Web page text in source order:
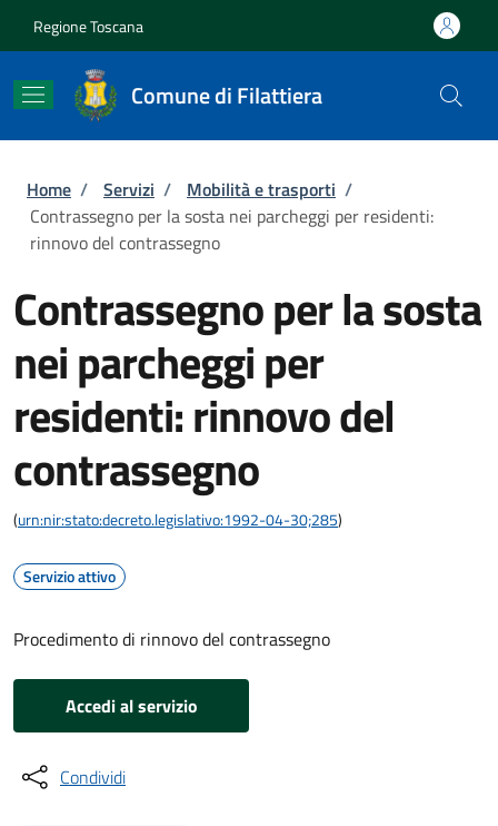
Regione Toscana
Comune di Filattiera
Briciole di pane
Home / Servizi / Mobilità e trasporti /
Contrassegno per la sosta nei parcheggi per residenti:
rinnovo del contrassegno
Contrassegno per la sosta
nei parcheggi per
residenti: rinnovo del
contrassegno
(urn:nir:stato:decreto.legislativo:1992-04-30;285)
Servizio attivo
Procedimento di rinnovo del contrassegno
Accedi al servizio
Condividi